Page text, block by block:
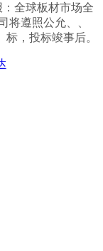
：全球板材市场全
将遵照公允、、
，投标竣事后。